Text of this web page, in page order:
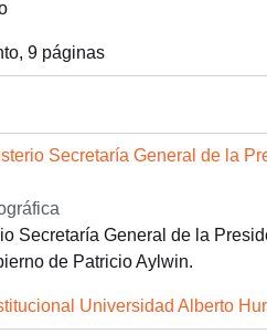
9 páginas
Secretaría General de la
Secretaría General de la
de Patricio Aylwin.
Universidad Alberto